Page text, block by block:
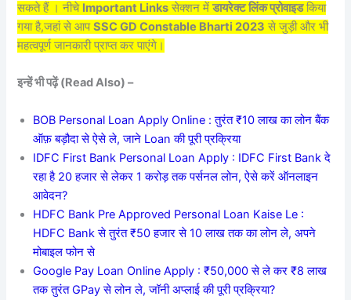
सकते हैं । नीचे Important Links सेक्शन मेंडायरेक्ट लिंक प्रोवाइडकिया
गया है,जहां से आपSSC GD Constable Bharti 2023 से जुड़ी और भी
महत्वपूर्ण जानकारी प्राप्त कर पाएंगे।
इन्हें भी पढ़ें (Read Also) –
BOB Personal Loan Apply Online : तुरंत ₹10 लाख का लोन बैंक
ऑफ़ बड़ौदा से ऐसे ले, जाने Loan की पूरी प्रक्रिया
IDFC First Bank Personal Loan Apply : IDFC First Bank दे
रहा है 20 हजार से लेकर 1 करोड़ तक पर्सनल लोन, ऐसे करें ऑनलाइन
आवेदन?
HDFC Bank Pre Approved Personal Loan Kaise Le :
HDFC Bank से तुरंत ₹50 हजार से 10 लाख तक का लोन ले, अपने
मोबाइल फोन से
Google Pay Loan Online Apply : ₹50,000 से ले कर ₹8 लाख
तक तुरंत GPay से लोन ले, जॉनी अप्लाई की पूरी प्रक्रिया?